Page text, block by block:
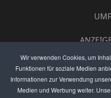
Wir verwenden Cookies, um
Funktionen für soziale Medien
Informationen zur Verwendung
Medien und Werbung weiter.